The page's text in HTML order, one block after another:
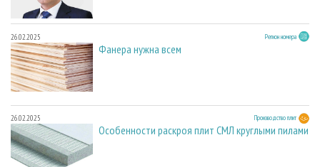
26.02.2025 Регион номера
Фанера нужна всем
26.02.2025 Производство плит
Особенности раскроя плит СМЛ круглыми пилами